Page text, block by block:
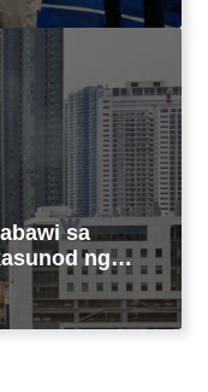
sa
ng
war,